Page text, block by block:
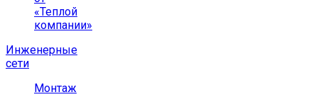
«Теплой
компании»
Инженерные
сети
Монтаж